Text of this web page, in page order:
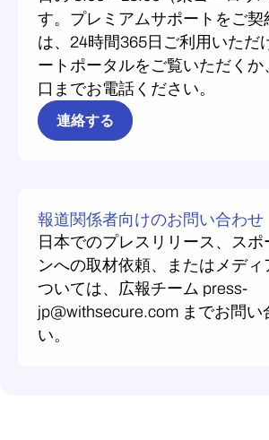
す。プレミアムサポートをご契
は、24時間365日ご利用いただ
ートポータルをご覧いただくか
口までお電話ください。
連絡する
報道関係者向けのお問い合わせ
日本でのプレスリリース、スポ
ンへの取材依頼、またはメディ
ついては、広報チーム press-
jp@withsecure.com までお問い
い。